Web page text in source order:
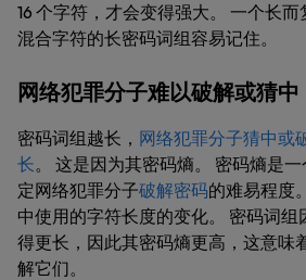
16 个字符，才会变得强大。 一个长
混合字符的长密码词组容易记住。
网络犯罪分子难以破解或猜中
密码词组越长， 网络犯罪分子猜中或
长。 这是因为其密码熵。 密码熵是
定网络犯罪分子破解密码的难易程度
中使用的字符长度的变化。 密码词
得更长，因此其密码熵更高，这意味
解它们。